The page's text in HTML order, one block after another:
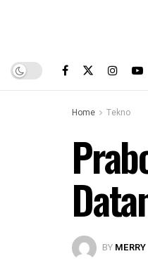
Home Tekno
BY MERRY